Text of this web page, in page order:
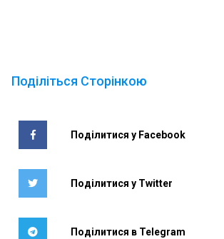
Поділіться Сторінкою
Поділитися у Facebook
Поділитися у Twitter
Поділитися в Telegram